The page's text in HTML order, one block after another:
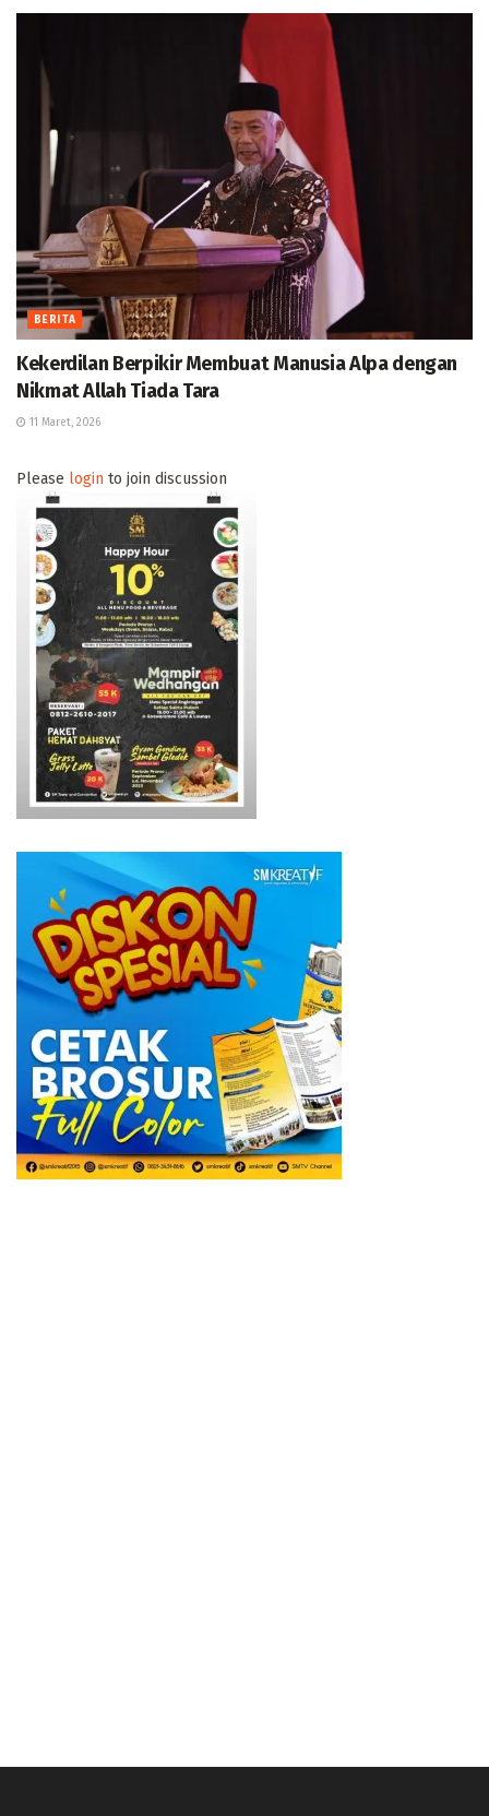
BERITA
Kekerdilan Berpikir Membuat Manusia Alpa dengan
Nikmat Allah Tiada Tara
11 Maret, 2026
Please login to join discussion